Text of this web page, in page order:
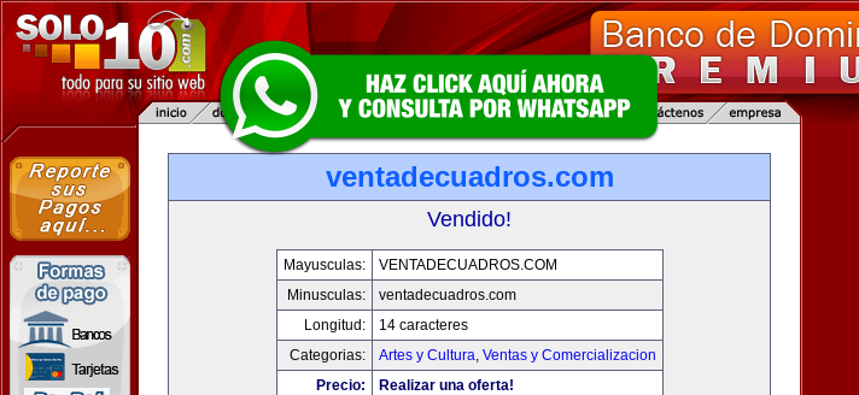
ventadecuadros.com
Vendido!
Mayusculas:
VENTADECUADROS.COM
Minusculas:
ventadecuadros.com
Longitud:
14 caracteres
Categorias:
Artes y Cultura, Ventas y Comercializacion
Precio:
Realizar una oferta!